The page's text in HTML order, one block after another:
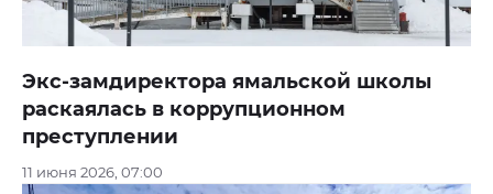
Экс-замдиректора ямальской школы
раскаялась в коррупционном
преступлении
11 июня 2026, 07:00